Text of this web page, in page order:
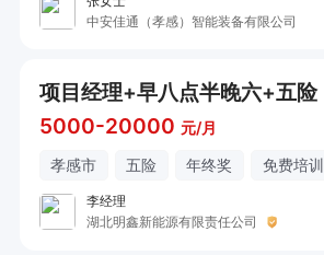
中安佳通（孝感）智能装备有限公司
项目经理+早八点半晚六+五险
5000-20000 元/月
孝感市 五险 年终奖 免费培训
李经理
湖北明鑫新能源有限责任公司